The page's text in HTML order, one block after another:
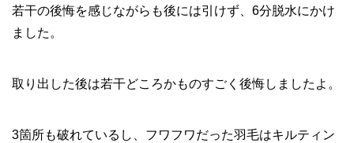
若干の後悔を感じながらも後には引けず、6分脱水にかけ
ました。
取り出した後は若干どころかものすごく後悔しましたよ。
3箇所も破れているし、フワフワだった羽毛はキルティン